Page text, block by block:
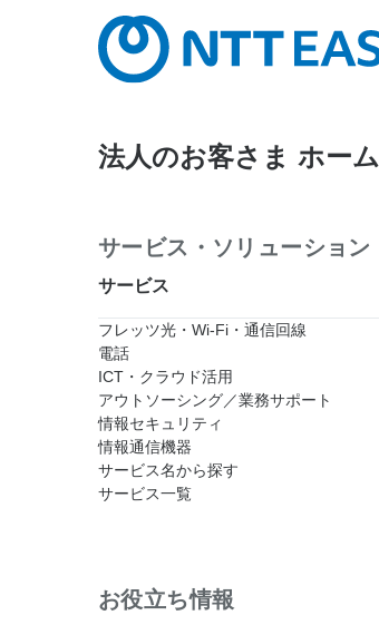
法人のお客さま ホーム
サービス・ソリューション
サービス
フレッツ光・Wi-Fi・通信回線
電話
ICT・クラウド活用
アウトソーシング／業務サポート
情報セキュリティ
情報通信機器
サービス名から探す
サービス一覧
お役立ち情報